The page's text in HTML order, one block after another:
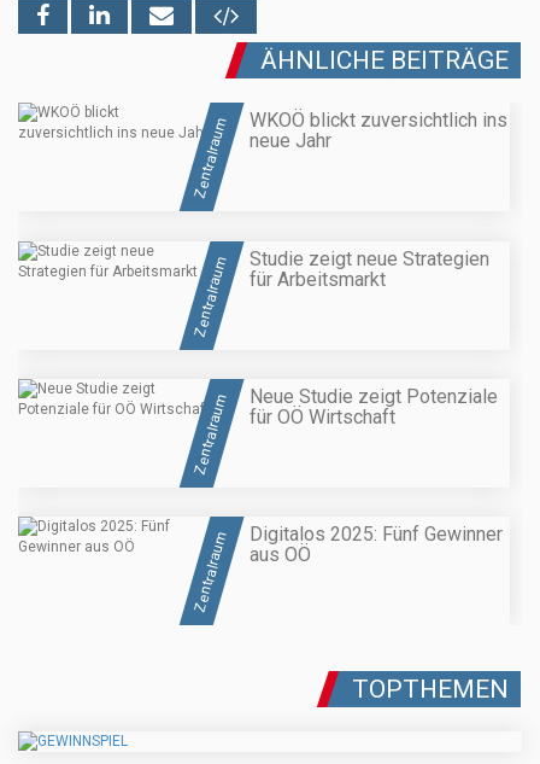
ÄHNLICHE BEITRÄGE
Zentralraum
WKOÖ blickt zuversichtlich ins
neue Jahr
Zentralraum
Studie zeigt neue Strategien
für Arbeitsmarkt
Zentralraum
Neue Studie zeigt Potenziale
für OÖ Wirtschaft
Zentralraum
Digitalos 2025: Fünf Gewinner
aus OÖ
TOPTHEMEN